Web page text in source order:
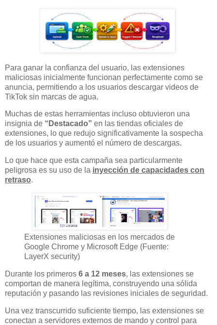
Para ganar la confianza del usuario, las extensiones
maliciosas inicialmente funcionan perfectamente como se
anuncia, permitiendo a los usuarios descargar videos de
TikTok sin marcas de agua.
Muchas de estas herramientas incluso obtuvieron una
insignia de “Destacado” en las tiendas oficiales de
extensiones, lo que redujo significativamente la sospecha
de los usuarios y aumentó el número de descargas.
Lo que hace que esta campaña sea particularmente
peligrosa es su uso de la inyección de capacidades con
retraso.
Extensiones maliciosas en los mercados de
Google Chrome y Microsoft Edge (Fuente:
LayerX security)
Durante los primeros 6 a 12 meses, las extensiones se
comportan de manera legítima, construyendo una sólida
reputación y pasando las revisiones iniciales de seguridad.
Una vez transcurrido suficiente tiempo, las extensiones se
conectan a servidores externos de mando y control para